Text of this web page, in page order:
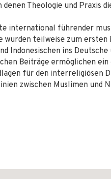
Theologie und Praxis
international führender
wurden teilweise zum ersten
Indonesischen ins
Beiträge ermöglichen
für den interreligiösen
zwischen Muslimen und